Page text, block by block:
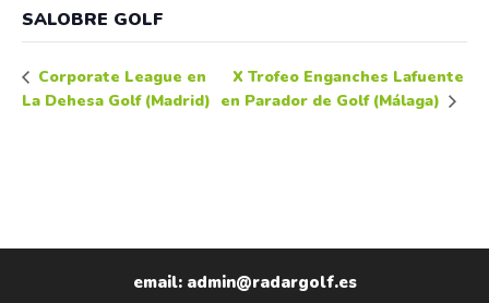
SALOBRE GOLF
Corporate League en
La Dehesa Golf (Madrid)
X Trofeo Enganches Lafuente
en Parador de Golf (Málaga)
email: admin@radargolf.es